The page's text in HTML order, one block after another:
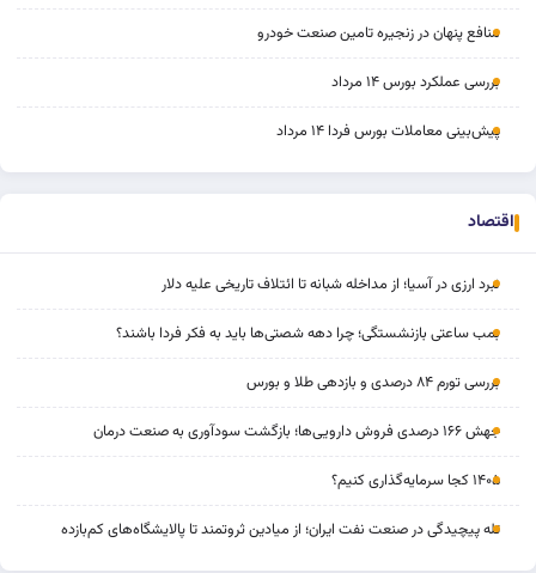
منافع پنهان در زنجیره تامین صنعت خودرو
بررسی عملکرد بورس ۱۴ مرداد
پیش‌بینی معاملات بورس فردا ۱۴ مرداد
اقتصاد
نبرد ارزی در آسیا؛ از مداخله‌ شبانه تا ائتلاف تاریخی علیه دلار
بمب ساعتی بازنشستگی؛ چرا دهه شصتی‌ها باید به فکر فردا باشند؟
بررسی تورم ۸۴ درصدی و بازدهی طلا و بورس
جهش ۱۶۶ درصدی فروش دارویی‌ها؛ بازگشت سودآوری به صنعت درمان
۱۴۰۵ کجا سرمایه‌گذاری کنیم؟
تله پیچیدگی در صنعت نفت ایران؛ از میادین ثروتمند تا پالایشگاه‌های کم‌بازده